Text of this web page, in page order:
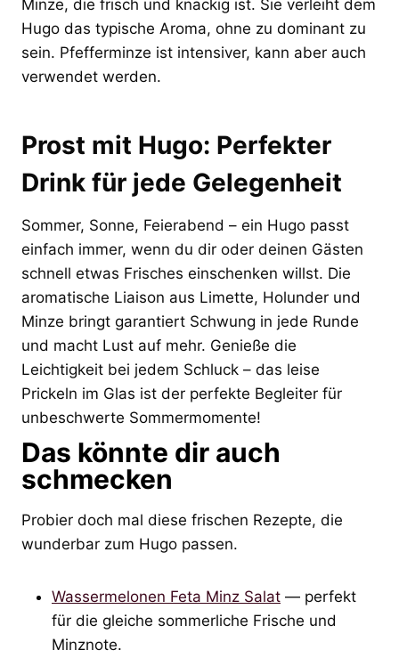
Minze, die frisch und knackig ist. Sie verleiht dem
Hugo das typische Aroma, ohne zu dominant zu
sein. Pfefferminze ist intensiver, kann aber auch
verwendet werden.
Prost mit Hugo: Perfekter
Drink für jede Gelegenheit
Sommer, Sonne, Feierabend – ein Hugo passt
einfach immer, wenn du dir oder deinen Gästen
schnell etwas Frisches einschenken willst. Die
aromatische Liaison aus Limette, Holunder und
Minze bringt garantiert Schwung in jede Runde
und macht Lust auf mehr. Genieße die
Leichtigkeit bei jedem Schluck – das leise
Prickeln im Glas ist der perfekte Begleiter für
unbeschwerte Sommermomente!
Das könnte dir auch
schmecken
Probier doch mal diese frischen Rezepte, die
wunderbar zum Hugo passen.
Wassermelonen Feta Minz Salat — perfekt
für die gleiche sommerliche Frische und
Minznote.